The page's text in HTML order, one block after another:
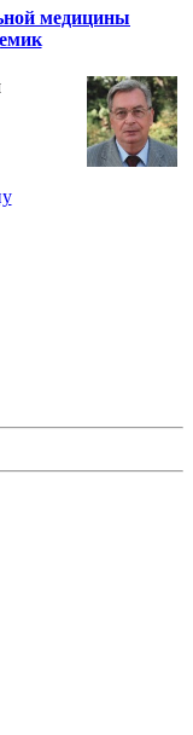
медицины